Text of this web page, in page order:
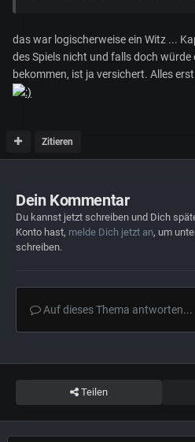
das war logischerweise ein Witz ...
des Spiels nicht und falls doch würde
bekommen, ist ja versichert. Alles
Zitieren
Dein Kommentar
Du kannst jetzt schreiben und Dich
Konto hast, melde Dich jetzt an, um
schreiben.
Auf dieses Thema antworten...
Teilen